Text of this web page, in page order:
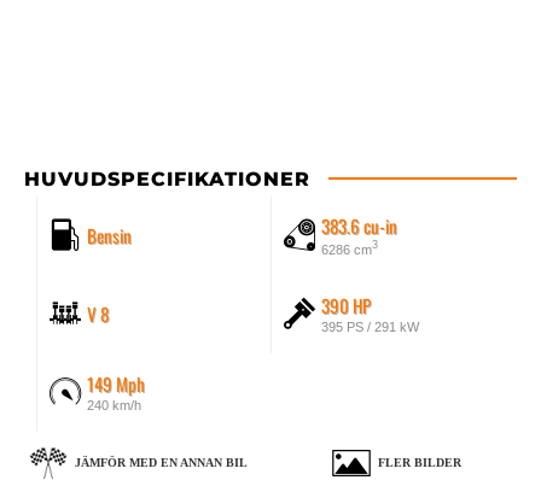
HUVUDSPECIFIKATIONER
Bensin 383.6 cu-in
6286 cm3
V 8 390 HP
395 PS / 291 kW
149 Mph
240 km/h
JÄMFÖR MED EN ANNAN BIL FLER BILDER